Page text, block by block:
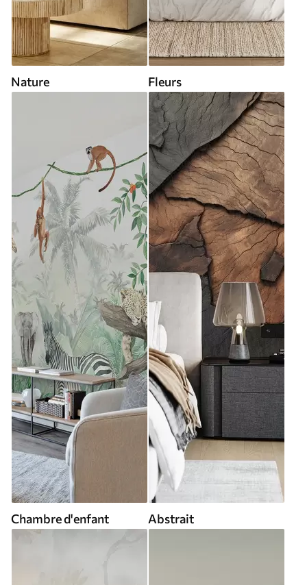
Nature Fleurs
Chambre d'enfant Abstrait